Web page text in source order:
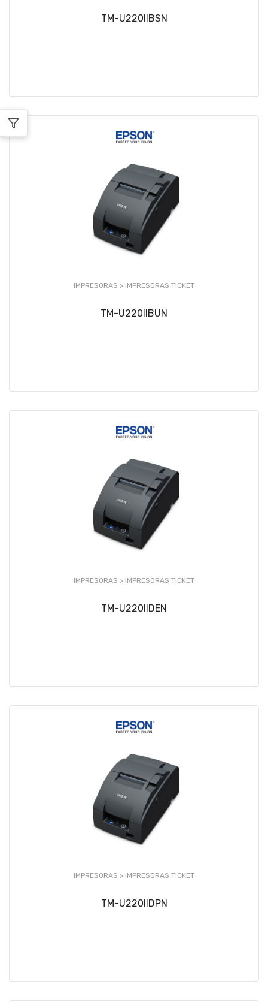
TM-U220IIBSN
IMPRESORAS > IMPRESORAS TICKET
TM-U220IIBUN
IMPRESORAS > IMPRESORAS TICKET
TM-U220IIDEN
IMPRESORAS > IMPRESORAS TICKET
TM-U220IIDPN